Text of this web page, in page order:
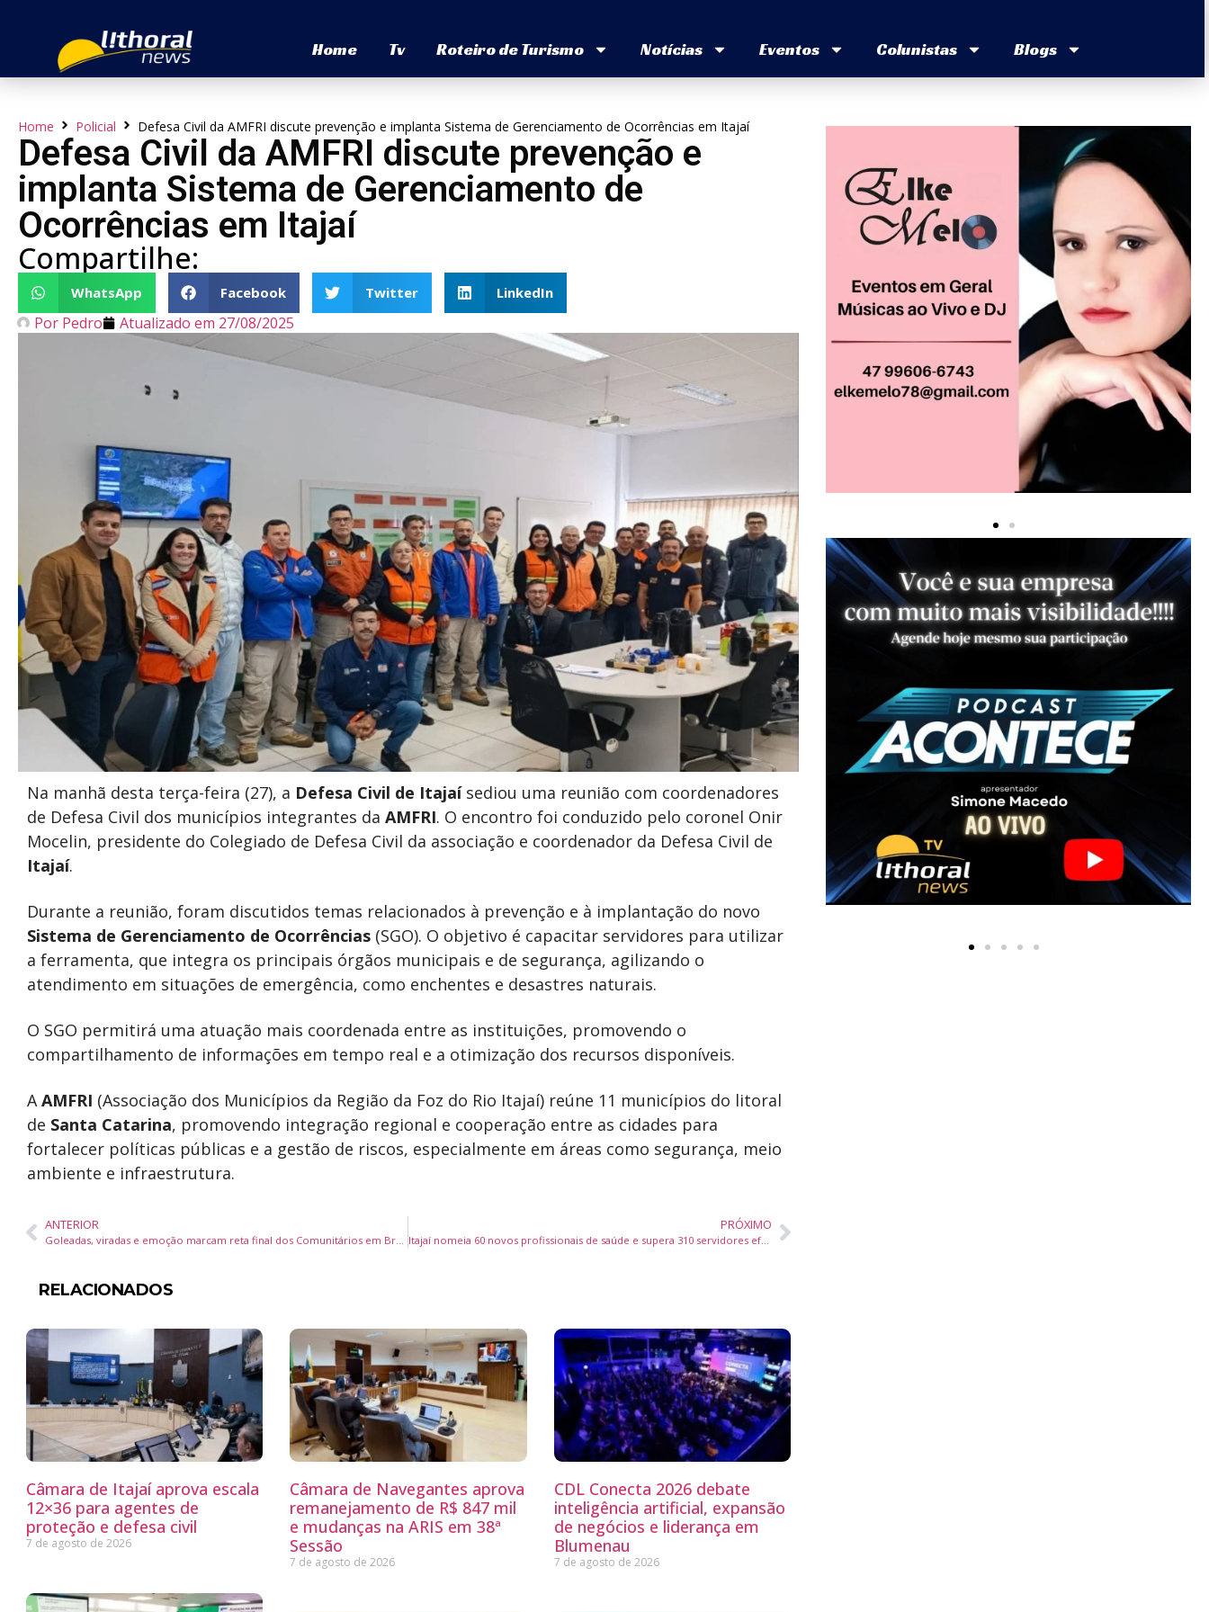
Home Tv Roteiro de Turismo Notícias Eventos Colunistas Blogs
Home Policial Defesa Civil da AMFRI discute prevenção e implanta Sistema de Gerenciamento de Ocorrências em Itajaí
Defesa Civil da AMFRI discute prevenção e
implanta Sistema de Gerenciamento de
Ocorrências em Itajaí
Compartilhe:
WhatsApp Facebook Twitter LinkedIn
Por Pedro Atualizado em 27/08/2025
Na manhã desta terça-feira (27), a Defesa Civil de Itajaísediou uma reunião com coordenadores
de Defesa Civil dos municípios integrantes da AMFRI. O encontro foi conduzido pelo coronel Onir
Mocelin, presidente do Colegiado de Defesa Civil da associação e coordenador da Defesa Civil de
Itajaí.
Durante a reunião, foram discutidos temas relacionados à prevenção e à implantação do novo
Sistema de Gerenciamento de Ocorrências (SGO). O objetivo é capacitar servidores para utilizar
a ferramenta, que integra os principais órgãos municipais e de segurança, agilizando o
atendimento em situações de emergência, como enchentes e desastres naturais.
O SGO permitirá uma atuação mais coordenada entre as instituições, promovendo o
compartilhamento de informações em tempo real e a otimização dos recursos disponíveis.
AAMFRI (Associação dos Municípios da Região da Foz do Rio Itajaí) reúne 11 municípios do litoral
de Santa Catarina, promovendo integração regional e cooperação entre as cidades para
fortalecer políticas públicas e a gestão de riscos, especialmente em áreas como segurança, meio
ambiente e infraestrutura.
ANTERIOR
Goleadas, viradas e emoção marcam reta final dos Comunitários em Brusque
PRÓXIMO
Itajaí nomeia 60 novos profissionais de saúde e supera 310 servidores efetivos em 2025
RELACIONADOS
Câmara de Itajaí aprova escala
12×36 para agentes de
proteção e defesa civil
7 de agosto de 2026
Câmara de Navegantes aprova
remanejamento de R$ 847 mil
e mudanças na ARIS em 38ª
Sessão
7 de agosto de 2026
CDL Conecta 2026 debate
inteligência artificial, expansão
de negócios e liderança em
Blumenau
7 de agosto de 2026